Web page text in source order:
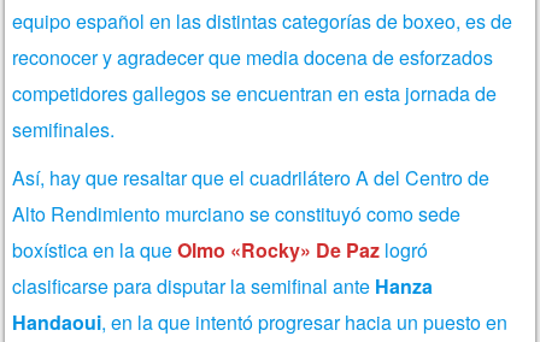
equipo español en las distintas categorías de boxeo, es de
reconocer y agradecer que media docena de esforzados
competidores gallegos se encuentran en esta jornada de
semifinales.
Así, hay que resaltar que el cuadrilátero A del Centro de
Alto Rendimiento murciano se constituyó como sede
boxística en la queOlmo «Rocky» De Paz logró
clasificarse para disputar la semifinal ante Hanza
Handaoui, en la que intentó progresar hacia un puesto en